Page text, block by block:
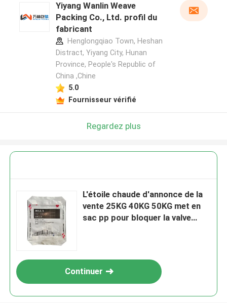
Yiyang Wanlin Weave
Packing Co., Ltd. profil du
fabricant
Henglongqiao Town, Heshan
Distract, Yiyang City, Hunan
Province, People's Republic of
China ,Chine
5.0
Fournisseur vérifié
Regardez plus
L'étoile chaude d'annonce de la
vente 25KG 40KG 50KG met en
sac pp pour bloquer la valve
Continuer